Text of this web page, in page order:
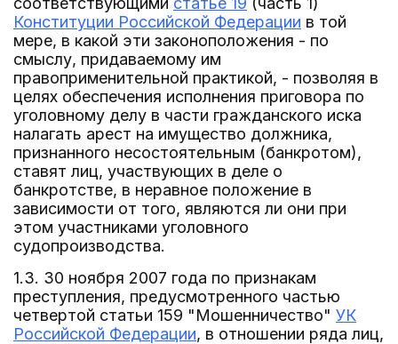
Конституции Российской Федерации в той
мере, в какой эти законоположения - по
смыслу, придаваемому им
правоприменительной практикой, - позволяя в
целях обеспечения исполнения приговора по
уголовному делу в части гражданского иска
налагать арест на имущество должника,
признанного несостоятельным (банкротом),
ставят лиц, участвующих в деле о
банкротстве, в неравное положение в
зависимости от того, являются ли они при
этом участниками уголовного
судопроизводства.
1.3. 30 ноября 2007 года по признакам
преступления, предусмотренного частью
четвертой статьи 159 "Мошенничество" УК
Российской Федерации, в отношении ряда лиц,